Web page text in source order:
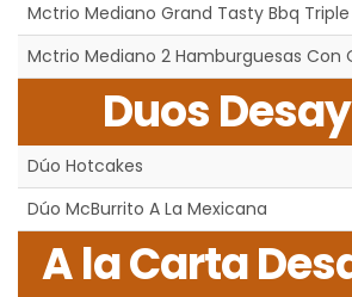
Mctrio Mediano Grand Tasty Bbq Triple
Mctrio Mediano 2 Hamburguesas Con
Duos
Dúo Hotcakes
Dúo McBurrito A La Mexicana
A la Carta